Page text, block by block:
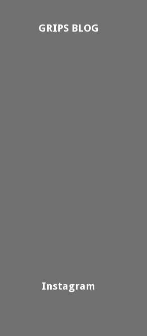
GRIPS BLOG
Instagram